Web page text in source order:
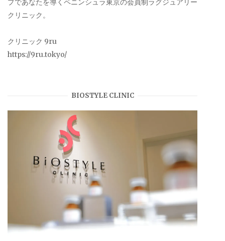
プであなたを導くペニンシュラ東京の会員制ラグジュアリー
クリニック。
クリニック 9ru
https://9ru.tokyo/
BIOSTYLE CLINIC